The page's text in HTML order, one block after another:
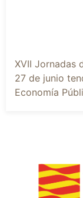
XVII Jornadas
27 de junio
Economía